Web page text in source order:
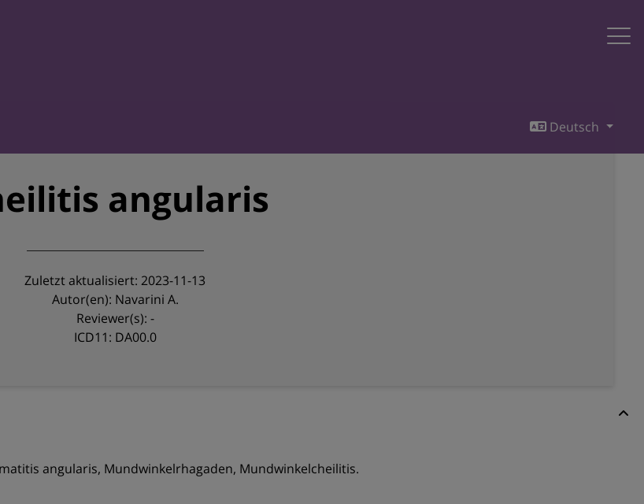
Deutsch
angularis
Zuletzt aktualisiert: 2023-11-13
Autor(en): Navarini A.
Reviewer(s): -
ICD11: DA00.0
angularis, Mundwinkelrhagaden, Mundwinkelcheilitis.